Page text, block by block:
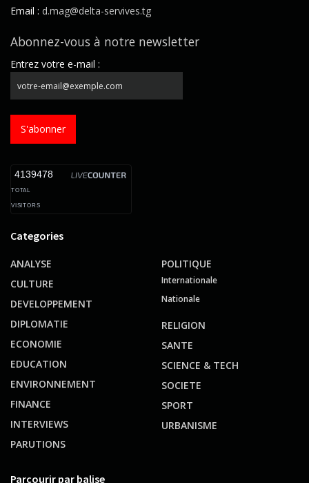
Email : d.mag@delta-servives.tg
Abonnez-vous à notre newsletter
Entrez votre e-mail :
S'abonner
4139478
TOTAL
VISITORS
Categories
ANALYSE
CULTURE
DEVELOPPEMENT
DIPLOMATIE
ECONOMIE
EDUCATION
ENVIRONNEMENT
FINANCE
INTERVIEWS
PARUTIONS
POLITIQUE
Internationale
Nationale
RELIGION
SANTE
SCIENCE & TECH
SOCIETE
SPORT
URBANISME
Parcourir par balise